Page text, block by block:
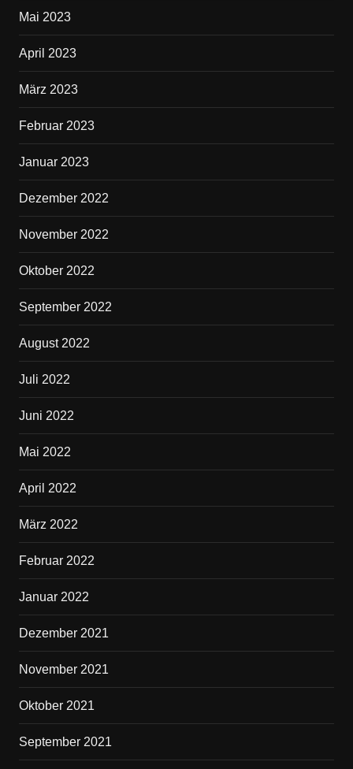
Mai 2023
April 2023
März 2023
Februar 2023
Januar 2023
Dezember 2022
November 2022
Oktober 2022
September 2022
August 2022
Juli 2022
Juni 2022
Mai 2022
April 2022
März 2022
Februar 2022
Januar 2022
Dezember 2021
November 2021
Oktober 2021
September 2021